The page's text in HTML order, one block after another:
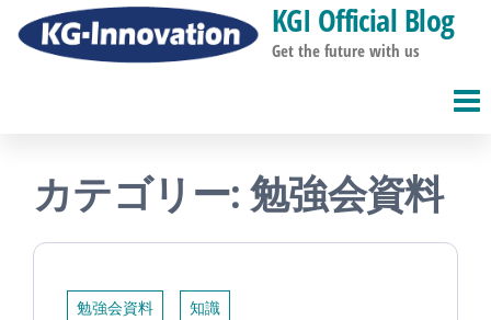
KGI Official Blog
Get the future with us
カテゴリー: 勉強会資料
勉強会資料 知識